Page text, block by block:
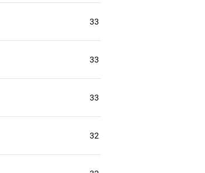
33
33
33
32